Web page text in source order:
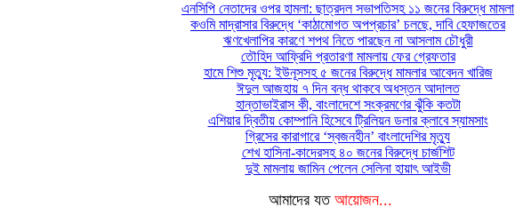
এনসিপি নেতাদের ওপর হামলা: ছাত্রদল সভাপতিসহ ১১ জনের বিরুদ্ধে মামলা
কওমি মাদ্রাসার বিরুদ্ধে ‘কাঠামোগত অপপ্রচার’ চলছে, দাবি হেফাজতের
ঋণখেলাপির কারণে শপথ নিতে পারছেন না আসলাম চৌধুরী
তৌহিদ আফ্রিদি প্রতারণা মামলায় ফের গ্রেফতার
হামে শিশু মৃত্যু: ইউনূসসহ ৫ জনের বিরুদ্ধে মামলার আবেদন খারিজ
ঈদুল আজহায় ৭ দিন বন্ধ থাকবে অধস্তন আদালত
হান্তাভাইরাস কী, বাংলাদেশে সংক্রমণের ঝুঁকি কতটা
এশিয়ার দ্বিতীয় কোম্পানি হিসেবে ট্রিলিয়ন ডলার ক্লাবে স্যামসাং
গ্রিসের কারাগারে ‘স্বজনহীন’ বাংলাদেশির মৃত্যু
শেখ হাসিনা-কাদেরসহ ৪০ জনের বিরুদ্ধে চার্জশিট
দুই মামলায় জামিন পেলেন সেলিনা হায়াৎ আইভী
আমাদের যত আয়োজন...